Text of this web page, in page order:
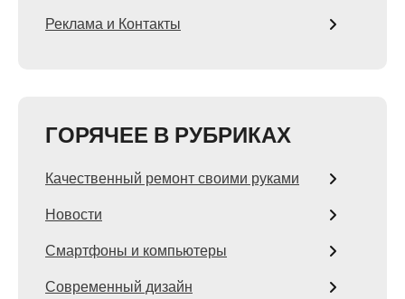
Реклама и Контакты
ГОРЯЧЕЕ В РУБРИКАХ
Качественный ремонт своими руками
Новости
Смартфоны и компьютеры
Современный дизайн